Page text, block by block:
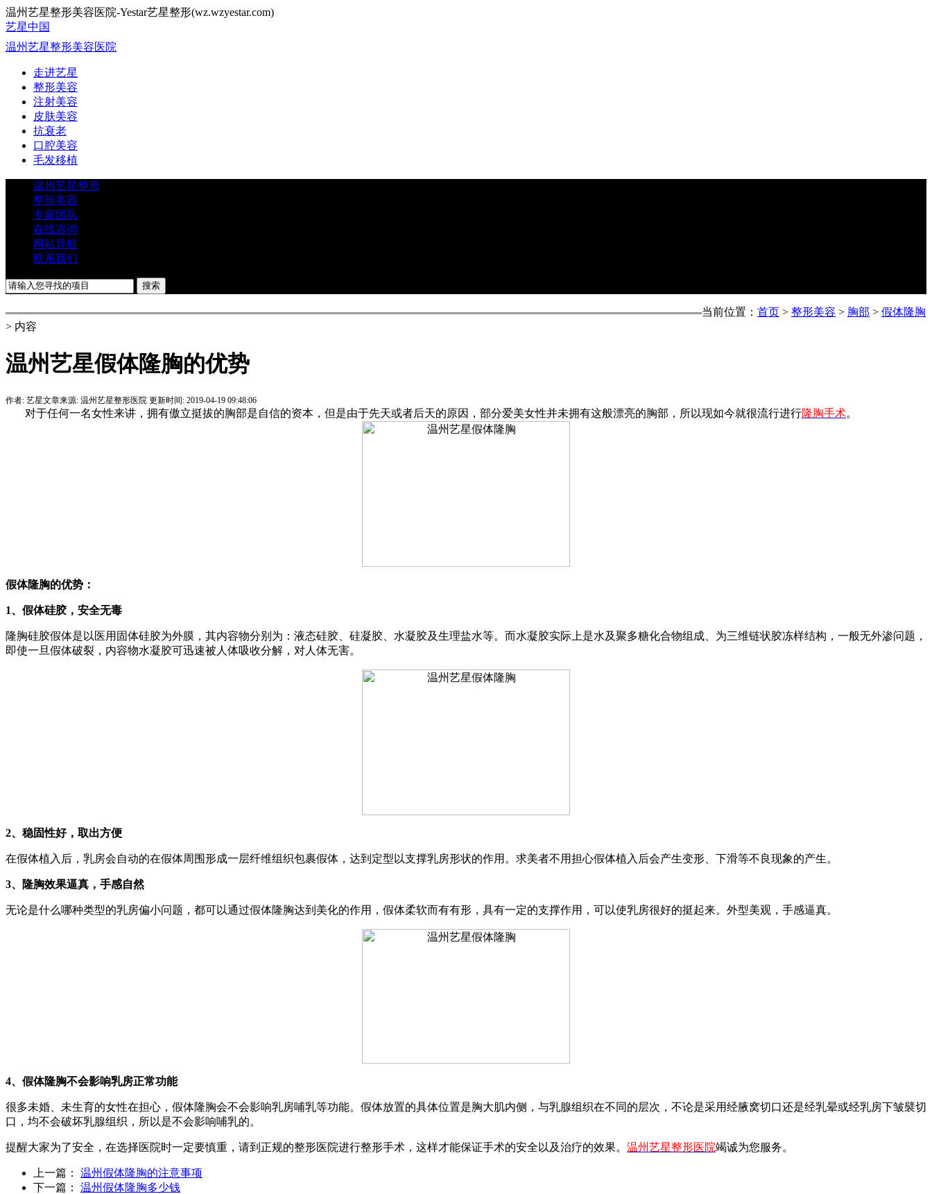
温州艺星整形美容医院-Yestar艺星整形(wz.wzyestar.com)
艺星中国
温州艺星整形美容医院
走进艺星
整形美容
注射美容
皮肤美容
抗衰老
口腔美容
毛发移植
温州艺星整形
整形美容
专家团队
在线咨询
网站导航
联系我们
当前位置： 首页 > 整形美容 > 胸部 > 假体隆胸
> 内容
温州艺星假体隆胸的优势
作者: 艺星文章来源: 温州艺星整形医院 更新时间: 2019-04-19 09:48:06
对于任何一名女性来讲，拥有傲立挺拔的胸部是自信的资本，但是由于先天或者后天的原因，部分爱美女性并未拥有这般漂亮的胸部，所以现如今就很流行进行隆胸手术。
假体隆胸的优势：
1、假体硅胶，安全无毒
隆胸硅胶假体是以医用固体硅胶为外膜，其内容物分别为：液态硅胶、硅凝胶、水凝胶及生理盐水等。而水凝胶实际上是水及聚多糖化合物组成、为三维链状胶冻样结构，一般无外渗问题，
即使一旦假体破裂，内容物水凝胶可迅速被人体吸收分解，对人体无害。
2、稳固性好，取出方便
在假体植入后，乳房会自动的在假体周围形成一层纤维组织包裹假体，达到定型以支撑乳房形状的作用。求美者不用担心假体植入后会产生变形、下滑等不良现象的产生。
3、隆胸效果逼真，手感自然
无论是什么哪种类型的乳房偏小问题，都可以通过假体隆胸达到美化的作用，假体柔软而有有形，具有一定的支撑作用，可以使乳房很好的挺起来。外型美观，手感逼真。
4、假体隆胸不会影响乳房正常功能
很多未婚、未生育的女性在担心，假体隆胸会不会影响乳房哺乳等功能。假体放置的具体位置是胸大肌内侧，与乳腺组织在不同的层次，不论是采用经腋窝切口还是经乳晕或经乳房下皱襞切
口，均不会破坏乳腺组织，所以是不会影响哺乳的。
提醒大家为了安全，在选择医院时一定要慎重，请到正规的整形医院进行整形手术，这样才能保证手术的安全以及治疗的效果。 温州艺星整形医院竭诚为您服务。
上一篇：
温州假体隆胸的注意事项
下一篇：
温州假体隆胸多少钱